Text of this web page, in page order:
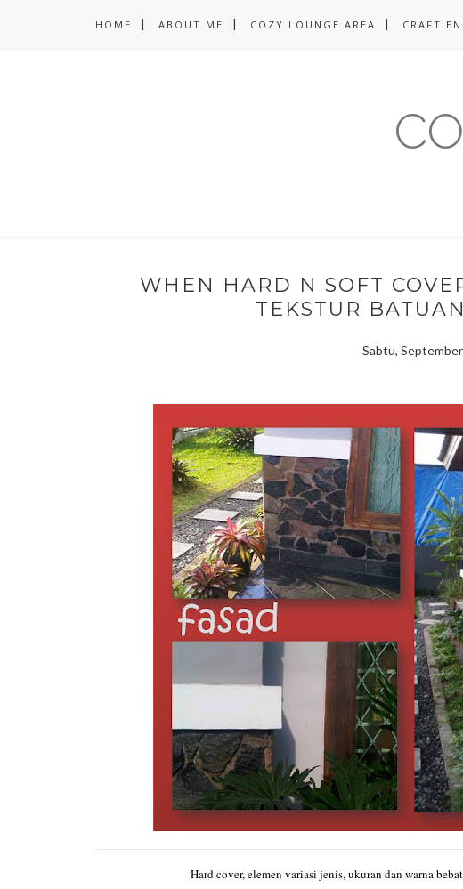
HOME ABOUT ME COZY LOUNGE AREA CRAFT
WHEN HARD N SOFT
TEKSTUR
Sabtu,
Hard cover, elemen variasi jenis, ukuran dan warna